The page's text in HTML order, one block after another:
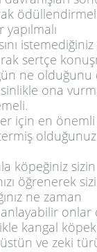
yapılmalı
istemediğiniz
sertçe
ne olduğunu
ona
için en önemli
olduğunuz
sizin
öğrenerek
ne zaman
onlar
kangal
üstün ve zeki